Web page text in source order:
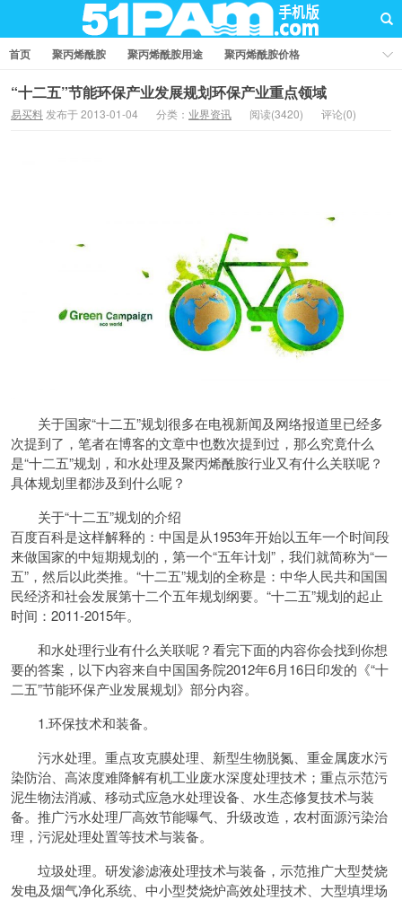
首页 聚丙烯酰胺 聚丙烯酰胺用途
聚丙烯酰胺价格
聚丙烯酰胺厂家
聚丙烯酰胺知识
聚丙烯酰胺国家标准
业界资讯
问答社区
“十二五”节能环保产业发展规划环保产业重点领域
易买料 发布于 2013-01-04 分类： 业界资讯 阅读(3420) 评论(0)
关于国家“十二五”规划很多在电视新闻及网络报道里已经多
次提到了，笔者在博客的文章中也数次提到过，那么究竟什么
是“十二五”规划，和水处理及聚丙烯酰胺行业又有什么关联呢？
具体规划里都涉及到什么呢？
关于“十二五”规划的介绍
百度百科是这样解释的：中国是从1953年开始以五年一个时间段
来做国家的中短期规划的，第一个“五年计划”，我们就简称为“一
五”，然后以此类推。“十二五”规划的全称是：中华人民共和国国
民经济和社会发展第十二个五年规划纲要。“十二五”规划的起止
时间：2011-2015年。
和水处理行业有什么关联呢？看完下面的内容你会找到你想
要的答案，以下内容来自中国国务院2012年6月16日印发的《“十
二五”节能环保产业发展规划》部分内容。
1.环保技术和装备。
污水处理。重点攻克膜处理、新型生物脱氮、重金属废水污
染防治、高浓度难降解有机工业废水深度处理技术；重点示范污
泥生物法消减、移动式应急水处理设备、水生态修复技术与装
备。推广污水处理厂高效节能曝气、升级改造，农村面源污染治
理，污泥处理处置等技术与装备。
垃圾处理。研发渗滤液处理技术与装备，示范推广大型焚烧
发电及烟气净化系统、中小型焚烧炉高效处理技术、大型填埋场